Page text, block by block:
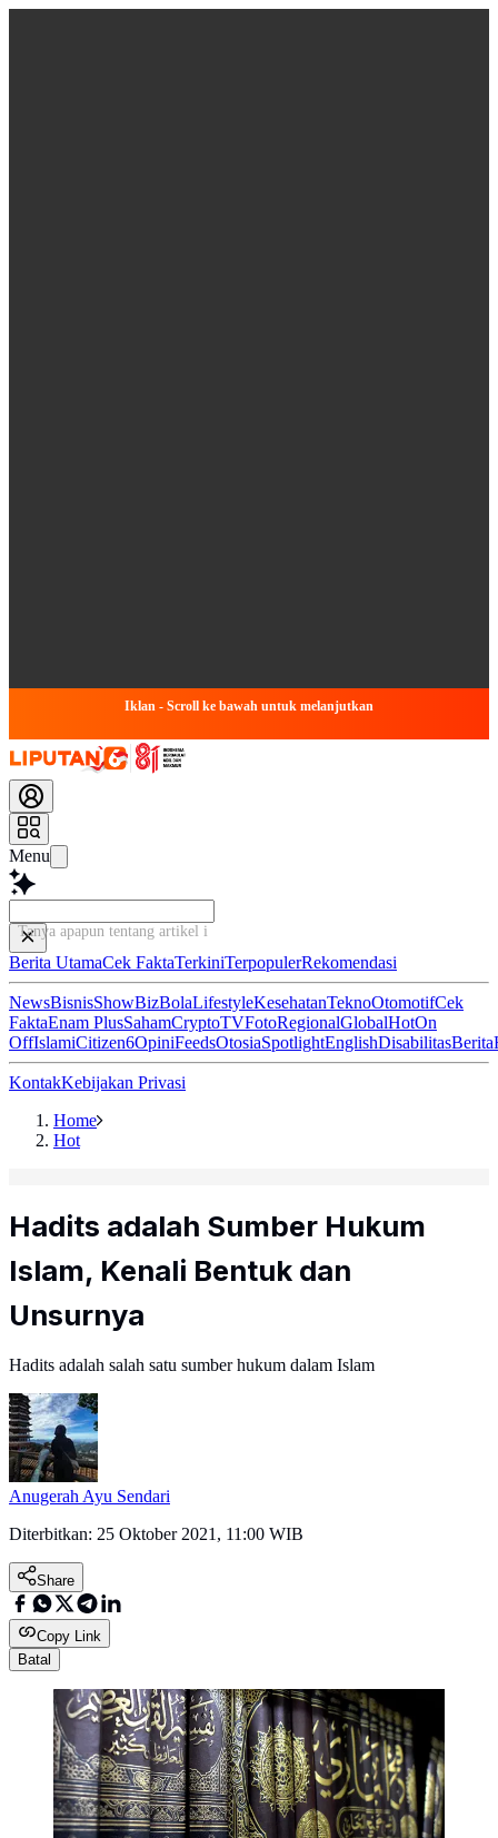
Iklan - Scroll ke bawah untuk melanjutkan
Menu
Tanya apapun tentang artikel ini...
Berita UtamaCek FaktaTerkiniTerpopulerRekomendasi
NewsBisnisShowBizBolaLifestyleKesehatanTeknoOtomotifCek
FaktaEnam PlusSahamCryptoTVFotoRegionalGlobalHotOn
OffIslamiCitizen6OpiniFeedsOtosiaSpotlightEnglishDisabilitasBerita
KontakKebijakan Privasi
Home
Hot
Hadits adalah Sumber Hukum
Islam, Kenali Bentuk dan
Unsurnya
Hadits adalah salah satu sumber hukum dalam Islam
Anugerah Ayu Sendari
Diterbitkan: 25 Oktober 2021, 11:00 WIB
Share
Copy Link
Batal